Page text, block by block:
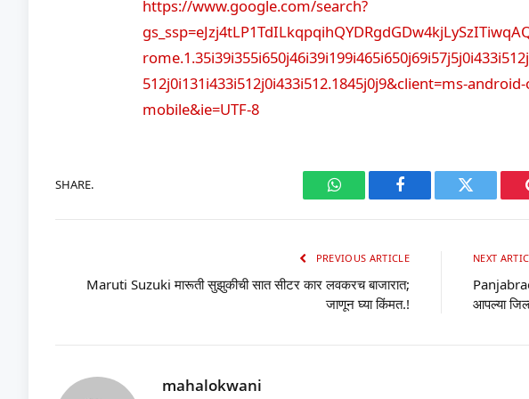
https://www.google.com/search?
512j0i131i433i512j0i433i512.1845j0j9&client=ms-
mobile&ie=UTF-8
SHARE.
WhatsAppFacebook Twitter
PREVIOUS ARTICLE
Maruti Suzuki मारूती सुझुकीची सात सीटर कार लवकरच बाजारात;
जाणून घ्या किंमत.!
NEXT
आपल्या
mahalokwani